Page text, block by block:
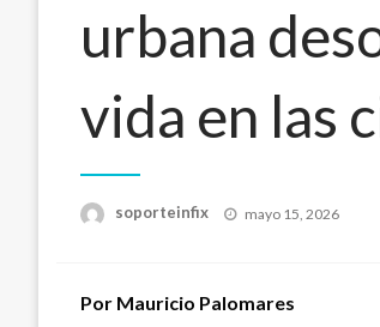
urbana
vida en las
soporteinfix
Publicado
mayo 15, 2026
Por Mauricio Palomares